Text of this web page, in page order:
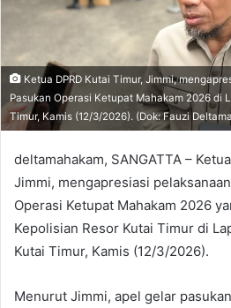
a
i
Ketua DPRD Kutai Timur, Jimmi,
Pasukan Operasi Ketupat Mahakam 2026 di
Timur, Kamis (12/3/2026). (Dok: Fauzi
deltamahakam, SANGATTA –
Jimmi, mengapresiasi
Operasi Ketupat Mahakam 2026
Kepolisian Resor Kutai Timur di
Kutai Timur, Kamis (12/3/2026).
Menurut Jimmi, apel gelar